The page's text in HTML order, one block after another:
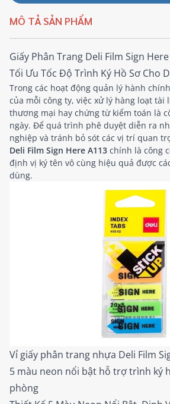
MÔ TẢ SẢN PHẨM
Giấy Phân Trang Deli Film Sign
Tối Ưu Tốc Độ Trình Ký Hồ Sơ Cho
Trong các hoạt động quản lý hành
của mỗi công ty, việc xử lý hàng loạt tài
thương mại hay chứng từ kiểm toán là
ngày. Để quá trình phê duyệt diễn ra
nghiệp và tránh bỏ sót các vị trí quan
Deli Film Sign Here A113 chính là công
định vị ký tên vô cùng hiệu quả được
dùng.
Vỉ giấy phân trang nhựa Deli Film
5 màu neon nổi bật hỗ trợ trình ký
phòng